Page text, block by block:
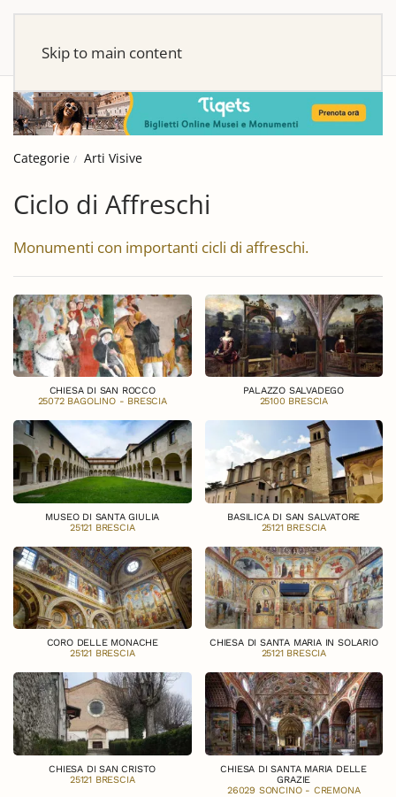
Skip to main content
Categorie Arti Visive
Ciclo di Affreschi
Monumenti con importanti cicli di affreschi.
CHIESA DI SAN ROCCO
25072 BAGOLINO - BRESCIA
PALAZZO SALVADEGO
25100 BRESCIA
MUSEO DI SANTA GIULIA
25121 BRESCIA
BASILICA DI SAN SALVATORE
25121 BRESCIA
CORO DELLE MONACHE
25121 BRESCIA
CHIESA DI SANTA MARIA IN SOLARIO
25121 BRESCIA
CHIESA DI SAN CRISTO
25121 BRESCIA
CHIESA DI SANTA MARIA DELLE
GRAZIE
26029 SONCINO - CREMONA